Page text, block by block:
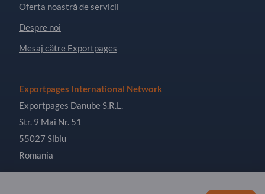
Oferta noastră de servicii
Despre noi
Mesaj către Exportpages
Exportpages International Network
Exportpages Danube S.R.L.
Str. 9 Mai Nr. 51
55027 Sibiu
Romania